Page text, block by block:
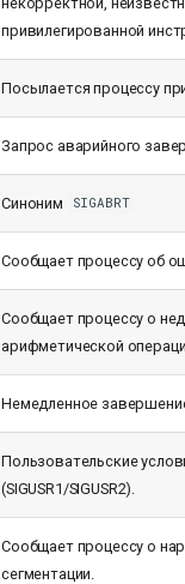
привилегированной
Посылается процессу
Запрос аварийного
Синоним SIGABRT
Сообщает процессу об
Сообщает процессу о
арифметической
Немедленное
Пользовательские
(SIGUSR1/SIGUSR2).
Сообщает процессу о
сегментации.